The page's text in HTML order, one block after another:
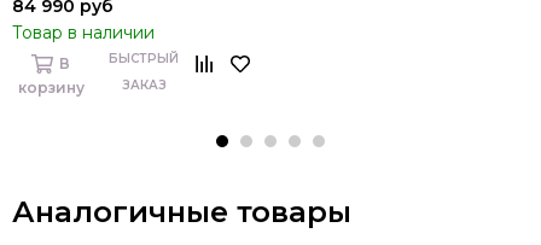
84 990 руб
Товар в наличии
В
корзину
БЫСТРЫЙ
ЗАКАЗ
Аналогичные товары